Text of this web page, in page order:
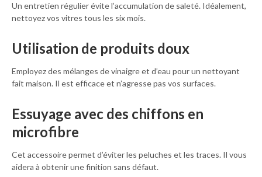
Un entretien régulier évite l’accumulation de saleté. Idéalement,
nettoyez vos vitres tous les six mois.
Utilisation de produits doux
Employez des mélanges de vinaigre et d’eau pour un nettoyant
fait maison. Il est efficace et n’agresse pas vos surfaces.
Essuyage avec des chiffons en
microfibre
Cet accessoire permet d’éviter les peluches et les traces. Il vous
aidera à obtenir une finition sans défaut.